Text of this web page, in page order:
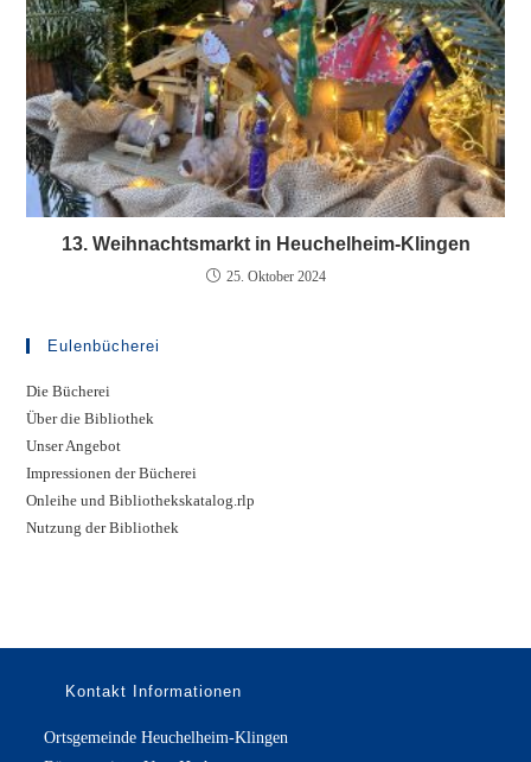
13. Weihnachtsmarkt in Heuchelheim-Klingen
25. Oktober 2024
Eulenbücherei
Die Bücherei
Über die Bibliothek
Unser Angebot
Impressionen der Bücherei
Onleihe und Bibliothekskatalog.rlp
Nutzung der Bibliothek
Kontakt Informationen
Ortsgemeinde Heuchelheim-Klingen